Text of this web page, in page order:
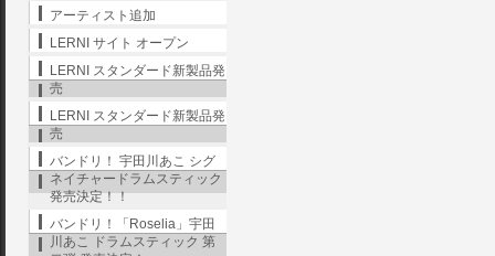
アーティスト追加
LERNI サイト オープン
LERNI スタンダード新製品発
売
LERNI スタンダード新製品発
売
バンドリ！ 宇田川あこ シグ
ネイチャードラムスティック
発売決定！！
バンドリ！「Roselia」宇田
川あこ ドラムスティック 第